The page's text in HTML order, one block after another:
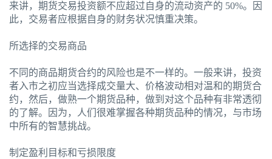
来讲，期货交易投资额不应超过自身的流动资产的 50%。因
此，交易者应根据自身的财务状况慎重决策。
所选择的交易商品
不同的商品期货合约的风险也是不一样的。一般来讲，投资
者入市之初应当选择成交量大、价格波动相对温和的期货合
约，然后，做熟一个期货品种，做到对这个品种有非常透彻
的了解。因为，人们很难掌握各种期货品种的情况，与市场
中所有的智慧挑战。
制定盈利目标和亏损限度